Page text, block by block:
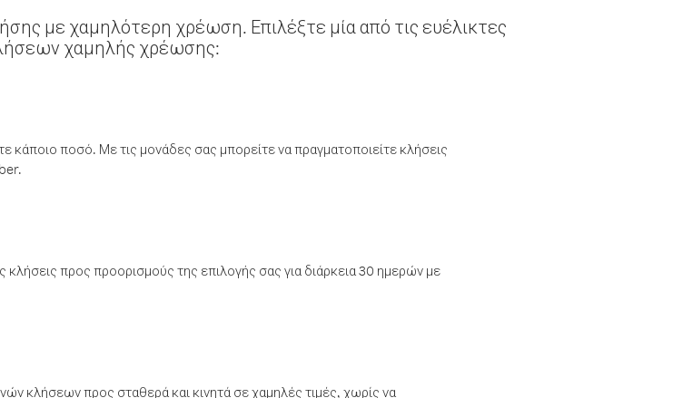
με χαμηλότερη χρέωση. Επιλέξτε μία από τις ευέλικτες
χαμηλής χρέωσης:
ποσό. Με τις μονάδες σας μπορείτε να πραγματοποιείτε κλήσεις
προς προορισμούς της επιλογής σας για διάρκεια 30 ημερών με
κλήσεων προς σταθερά και κινητά σε χαμηλές τιμές, χωρίς να